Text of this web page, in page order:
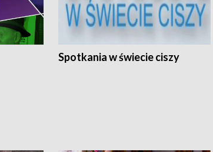
Spotkania w świecie ciszy